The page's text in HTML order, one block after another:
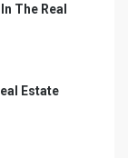
The Real
Estate